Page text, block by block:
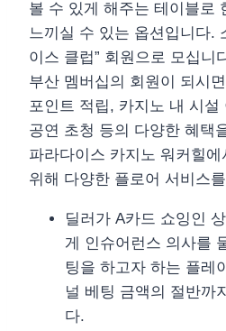
볼 수 있게 해주는 테이블로
느끼실 수 있는 옵션입니다.
이스 클럽” 회원으로 모십니
부산 멤버십의 회원이 되시
포인트 적립, 카지노 내 시설
공연 초청 등의 다양한 혜택
파라다이스 카지노 워커힐
위해 다양한 플로어 서비스
딜러가 A카드 쇼잉인
게 인슈어런스 의사를
팅을 하고자 하는 플레
널 베팅 금액의 절반까
다.